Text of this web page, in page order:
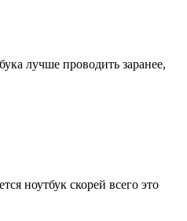
лучше проводить заранее,
ноутбук скорей всего это